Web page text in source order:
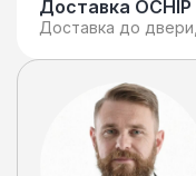
Возможность
802.3at (PoE+).
Доставка OCHIP
Доставка до